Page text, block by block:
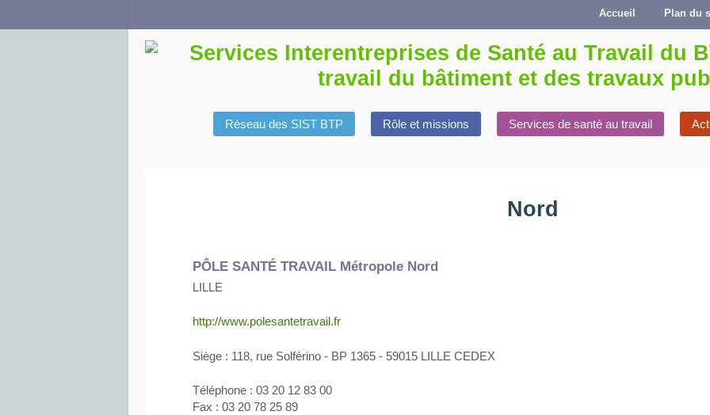
Plan du
Accueil
Réseau des SIST BTP Rôle et missions Services de santé au travail
Nord
PÔLE SANTÉ TRAVAIL Métropole Nord
LILLE
http://www.polesantetravail.fr
Siège : 118, rue Solférino - BP 1365 - 59015 LILLE CEDEX
Téléphone : 03 20 12 83 00
Fax : 03 20 78 25 89